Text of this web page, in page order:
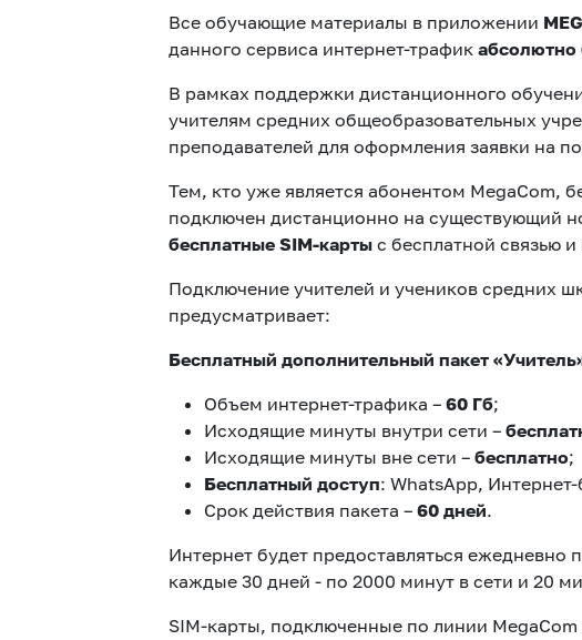
Карта
MegaTV
Все обучающие материалы в приложении
данного сервиса интернет-трафик абсолютно
В рамках поддержки дистанционного
учителям средних общеобразовательных
преподавателей для оформления заявки на
Тем, кто уже является абонентом MegaCom,
подключен дистанционно на существующий
бесплатные SIM-карты с бесплатной связью
Подключение учителей и учеников средних
предусматривает:
Бесплатный дополнительный пакет
Объем интернет-трафика – 60 Гб;
Исходящие минуты внутри сети –
Исходящие минуты вне сети – бесплатно;
Бесплатный доступ: WhatsApp,
Срок действия пакета – 60 дней.
Интернет будет предоставляться
каждые 30 дней - по 2000 минут в сети и 20
SIM-карты, подключенные по линии